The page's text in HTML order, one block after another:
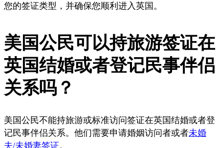
您的签证类型，并确保您顺利进入英国。
美国公民可以持旅游签证在
英国结婚或者登记民事伴侣
关系吗？
美国公民不能持旅游或标准访问签证在英国结婚或者登
记民事伴侣关系。他们需要申请婚姻访问者或者未婚
夫/未婚妻签证。